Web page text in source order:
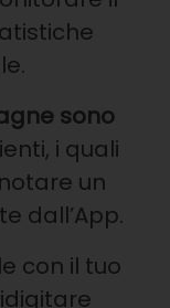
sono
i quali
un
dall’App.
con il tuo